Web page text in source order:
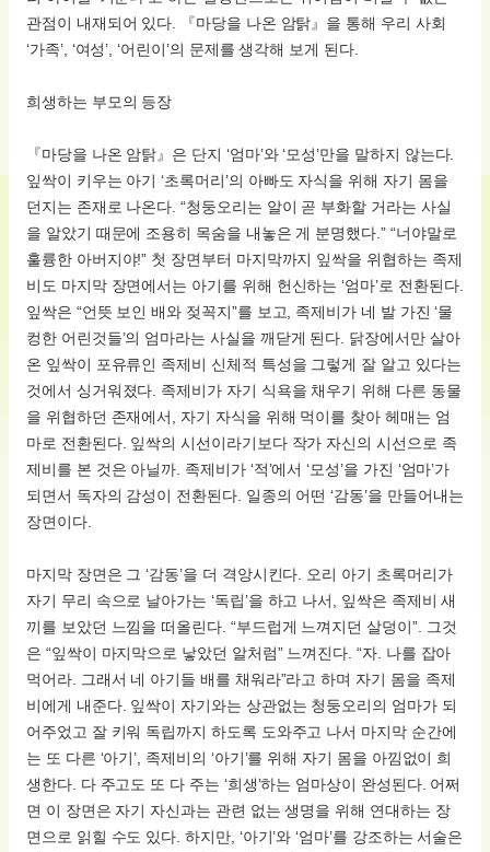
관점이 내재되어 있다. 『마당을 나온 암탉』을 통해 우리 사회
‘가족’, ‘여성’, ‘어린이’의 문제를 생각해 보게 된다.
희생하는 부모의 등장
『마당을 나온 암탉』은 단지 ‘엄마’와 ‘모성’만을 말하지 않는다.
잎싹이 키우는 아기 ‘초록머리’의 아빠도 자식을 위해 자기 몸을
던지는 존재로 나온다. “청둥오리는 알이 곧 부화할 거라는 사실
을 알았기 때문에 조용히 목숨을 내놓은 게 분명했다.” “너야말로
훌륭한 아버지야!” 첫 장면부터 마지막까지 잎싹을 위협하는 족제
비도 마지막 장면에서는 아기를 위해 헌신하는 ‘엄마’로 전환된다.
잎싹은 “언뜻 보인 배와 젖꼭지”를 보고, 족제비가 네 발 가진 ‘물
컹한 어린것들’의 엄마라는 사실을 깨닫게 된다. 닭장에서만 살아
온 잎싹이 포유류인 족제비 신체적 특성을 그렇게 잘 알고 있다는
것에서 싱거워졌다. 족제비가 자기 식욕을 채우기 위해 다른 동물
을 위협하던 존재에서, 자기 자식을 위해 먹이를 찾아 헤매는 엄
마로 전환된다. 잎싹의 시선이라기보다 작가 자신의 시선으로 족
제비를 본 것은 아닐까. 족제비가 ‘적’에서 ‘모성’을 가진 ‘엄마’가
되면서 독자의 감성이 전환된다. 일종의 어떤 ‘감동’을 만들어내는
장면이다.
마지막 장면은 그 ‘감동’을 더 격앙시킨다. 오리 아기 초록머리가
자기 무리 속으로 날아가는 ‘독립’을 하고 나서, 잎싹은 족제비 새
끼를 보았던 느낌을 떠올린다. “부드럽게 느껴지던 살덩이”. 그것
은 “잎싹이 마지막으로 낳았던 알처럼” 느껴진다. “자. 나를 잡아
먹어라. 그래서 네 아기들 배를 채워라”라고 하며 자기 몸을 족제
비에게 내준다. 잎싹이 자기와는 상관없는 청둥오리의 엄마가 되
어주었고 잘 키워 독립까지 하도록 도와주고 나서 마지막 순간에
는 또 다른 ‘아기’, 족제비의 ‘아기’를 위해 자기 몸을 아낌없이 희
생한다. 다 주고도 또 다 주는 ‘희생’하는 엄마상이 완성된다. 어쩌
면 이 장면은 자기 자신과는 관련 없는 생명을 위해 연대하는 장
면으로 읽힐 수도 있다. 하지만, ‘아기’와 ‘엄마’를 강조하는 서술은